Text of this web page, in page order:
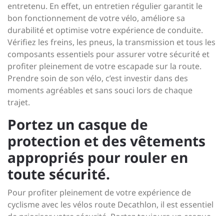
entretenu. En effet, un entretien régulier garantit le
bon fonctionnement de votre vélo, améliore sa
durabilité et optimise votre expérience de conduite.
Vérifiez les freins, les pneus, la transmission et tous les
composants essentiels pour assurer votre sécurité et
profiter pleinement de votre escapade sur la route.
Prendre soin de son vélo, c’est investir dans des
moments agréables et sans souci lors de chaque
trajet.
Portez un casque de
protection et des vêtements
appropriés pour rouler en
toute sécurité.
Pour profiter pleinement de votre expérience de
cyclisme avec les vélos route Decathlon, il est essentiel